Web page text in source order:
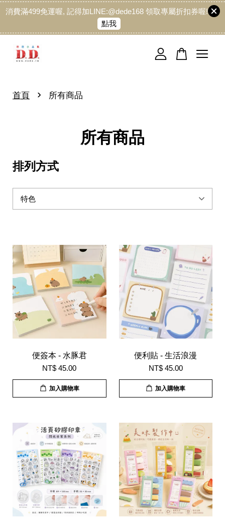
消費滿499免運喔, 記得加LINE:@dede168 領取專屬折扣券喔!
點我
首頁 › 所有商品
所有商品
排列方式
便簽本 - 水豚君
NT$ 45.00
加入購物車
便利貼 - 生活浪漫
NT$ 45.00
加入購物車
您的購物車目前還是空的。